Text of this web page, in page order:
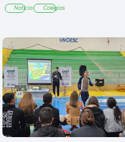
Notícia Colégios